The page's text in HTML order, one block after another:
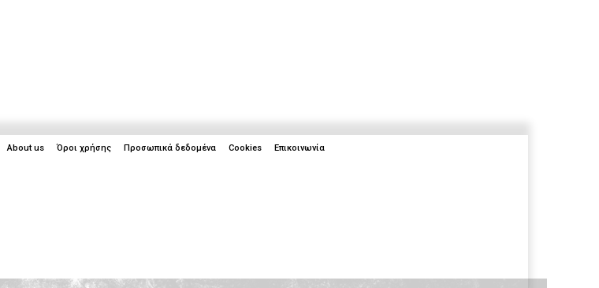
About us Όροι χρήσης Προσωπικά δεδομένα Cookies Επικοινωνία